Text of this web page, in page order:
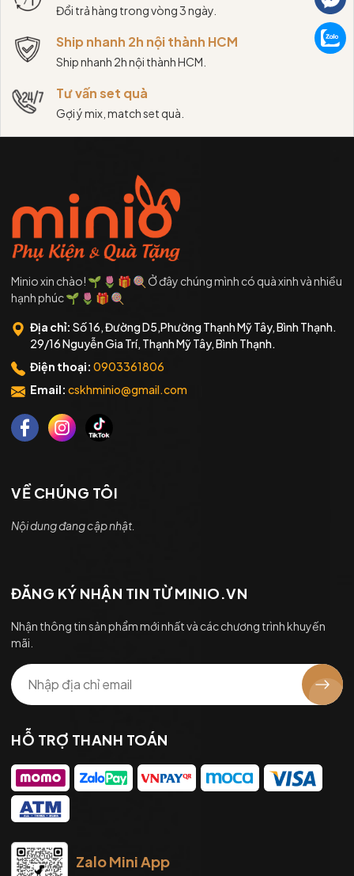
Đổi trả hàng trong vòng 3 ngày.
Ship nhanh 2h nội thành HCM
Ship nhanh 2h nội thành HCM.
Tư vấn set quà
Gợi ý mix, match set quà.
Minio xin chào! 🌱 🌷 🎁 🍭 Ở đây chúng mình có quà xinh và nhiều
hạnh phúc 🌱 🌷 🎁 🍭
Địa chỉ: Số 16, Đường D5,Phường Thạnh Mỹ Tây, Bình Thạnh.
29/16 Nguyễn Gia Trí, Thạnh Mỹ Tây, Bình Thạnh.
Điện thoại: 0903361806
Email: cskhminio@gmail.com
VỀ CHÚNG TÔI
Nội dung đang cập nhật.
ĐĂNG KÝ NHẬN TIN TỪ MINIO.VN
Nhận thông tin sản phẩm mới nhất và các chương trình khuyến
mãi.
HỖ TRỢ THANH TOÁN
Zalo Mini App